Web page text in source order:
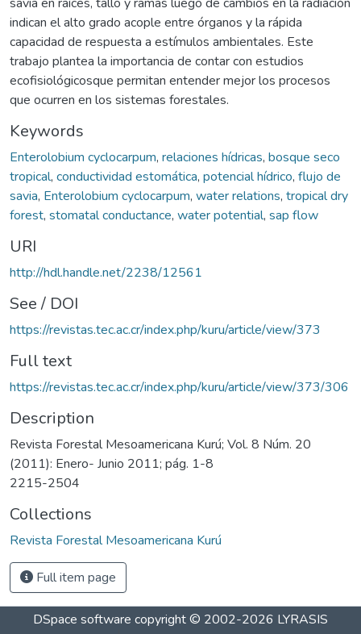
indican el alto grado acople entre órganos y la rápida
capacidad de respuesta a estímulos ambientales. Este
trabajo plantea la importancia de contar con estudios
ecofisiológicosque permitan entender mejor los procesos
que ocurren en los sistemas forestales.
Keywords
Enterolobium cyclocarpum, relaciones hídricas, bosque seco
tropical, conductividad estomática, potencial hídrico, flujo de
savia, Enterolobium cyclocarpum, water relations, tropical dry
forest, stomatal conductance, water potential, sap flow
URI
http://hdl.handle.net/2238/12561
See / DOI
https://revistas.tec.ac.cr/index.php/kuru/article/view/373
Full text
https://revistas.tec.ac.cr/index.php/kuru/article/view/373/306
Description
Revista Forestal Mesoamericana Kurú; Vol. 8 Núm. 20
(2011): Enero- Junio 2011; pág. 1-8
2215-2504
Collections
Revista Forestal Mesoamericana Kurú
Full item page
DSpace software copyright © 2002-2026 LYRASIS